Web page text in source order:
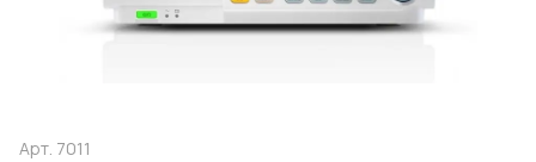
Арт. 7011